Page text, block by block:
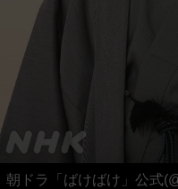
朝ドラ「ばけばけ」公式